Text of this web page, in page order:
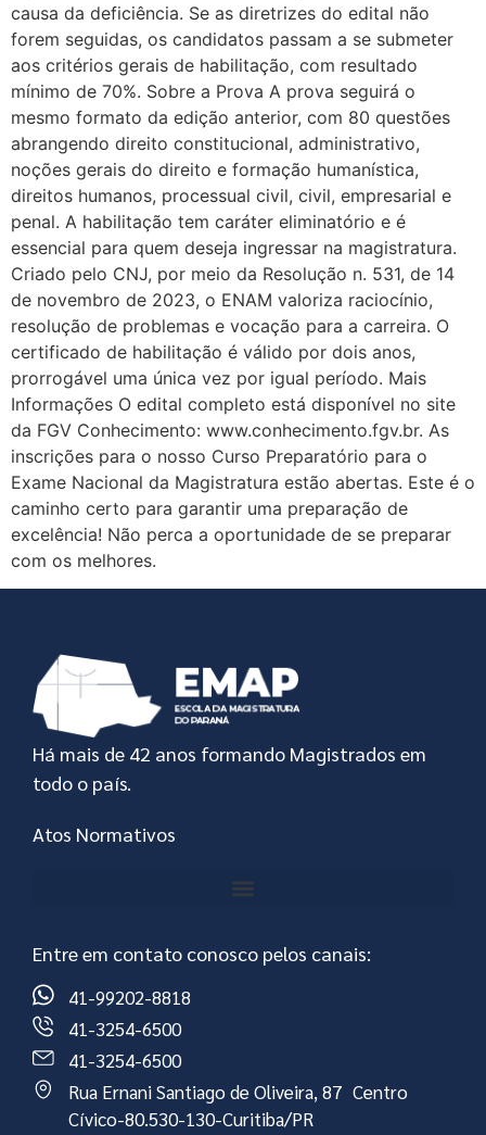
causa da deficiência. Se as diretrizes do edital não
forem seguidas, os candidatos passam a se submeter
aos critérios gerais de habilitação, com resultado
mínimo de 70%. Sobre a Prova A prova seguirá o
mesmo formato da edição anterior, com 80 questões
abrangendo direito constitucional, administrativo,
noções gerais do direito e formação humanística,
direitos humanos, processual civil, civil, empresarial e
penal. A habilitação tem caráter eliminatório e é
essencial para quem deseja ingressar na magistratura.
Criado pelo CNJ, por meio da Resolução n. 531, de 14
de novembro de 2023, o ENAM valoriza raciocínio,
resolução de problemas e vocação para a carreira. O
certificado de habilitação é válido por dois anos,
prorrogável uma única vez por igual período. Mais
Informações O edital completo está disponível no site
da FGV Conhecimento: www.conhecimento.fgv.br. As
inscrições para o nosso Curso Preparatório para o
Exame Nacional da Magistratura estão abertas. Este é o
caminho certo para garantir uma preparação de
excelência! Não perca a oportunidade de se preparar
com os melhores.
Há mais de 42 anos formando Magistrados em
todo o país.
Atos Normativos
Entre em contato conosco pelos canais:
41-99202-8818
41-3254-6500
41-3254-6500
Rua Ernani Santiago de Oliveira, 87 Centro
Cívico-80.530-130-Curitiba/PR